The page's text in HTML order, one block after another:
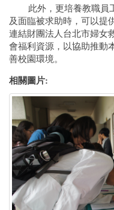
此外，更培養教職員工
及面臨被求助時，可以提
連結財團法人台北市婦女
會福利資源，以協助推動
善校園環境。
相關圖片: